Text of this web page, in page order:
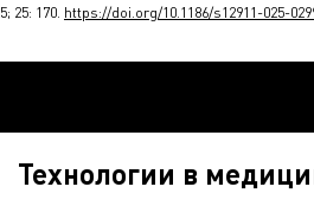
25: 170. https://doi.org/10.1186/s12911-025-
Технологии в